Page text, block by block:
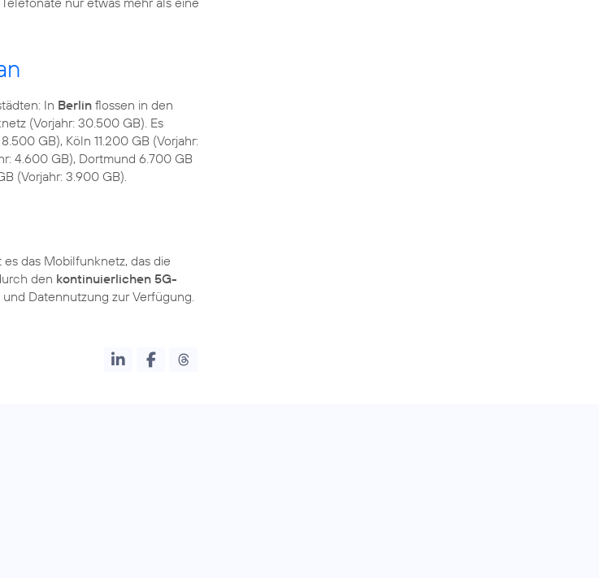
In Berlin flossen in den
(Vorjahr: 30.500 GB). Es
GB), Köln 11.200 GB (Vorjahr:
4.600 GB), Dortmund 6.700 GB
das Mobilfunknetz, das die
den kontinuierlichen 5G-
Datennutzung zur Verfügung.